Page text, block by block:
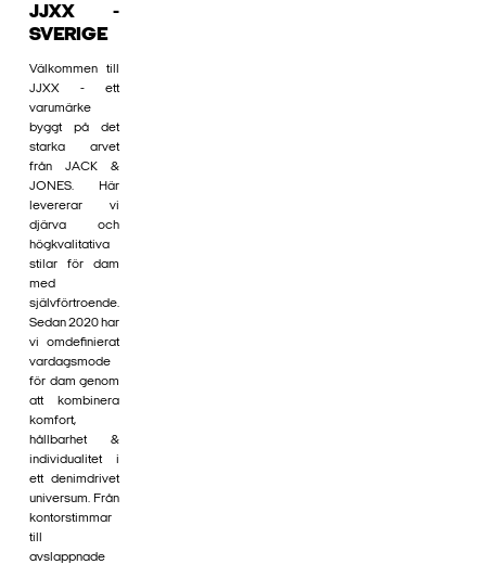
JJXX -
SVERIGE
Välkommen till
JJXX - ett
varumärke
byggt på det
starka arvet
från JACK &
JONES. Här
levererar vi
djärva och
högkvalitativa
stilar för dam
med
självförtroende.
Sedan 2020 har
vi omdefinierat
vardagsmode
för dam genom
att kombinera
komfort,
hållbarhet &
individualitet i
ett denimdrivet
universum. Från
kontorstimmar
till
avslappnade